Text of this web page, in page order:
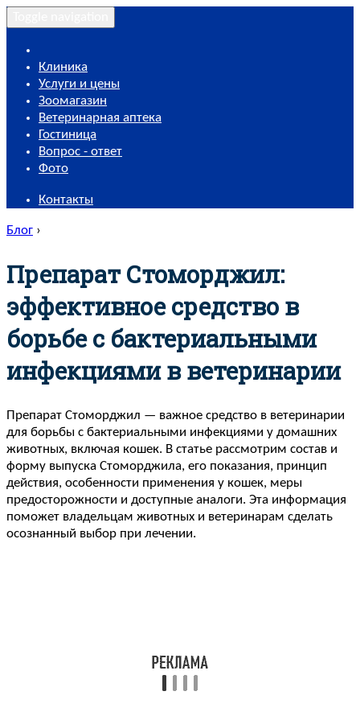
Клиника
Услуги и цены
Зоомагазин
Ветеринарная аптека
Гостиница
Вопрос - ответ
Фото
Контакты
Блог ›
Препарат Стоморджил:
эффективное средство в
борьбе с бактериальными
инфекциями в ветеринарии
Препарат Стоморджил — важное средство в ветеринарии
для борьбы с бактериальными инфекциями у домашних
животных, включая кошек. В статье рассмотрим состав и
форму выпуска Стоморджила, его показания, принцип
действия, особенности применения у кошек, меры
предосторожности и доступные аналоги. Эта информация
поможет владельцам животных и ветеринарам сделать
осознанный выбор при лечении.